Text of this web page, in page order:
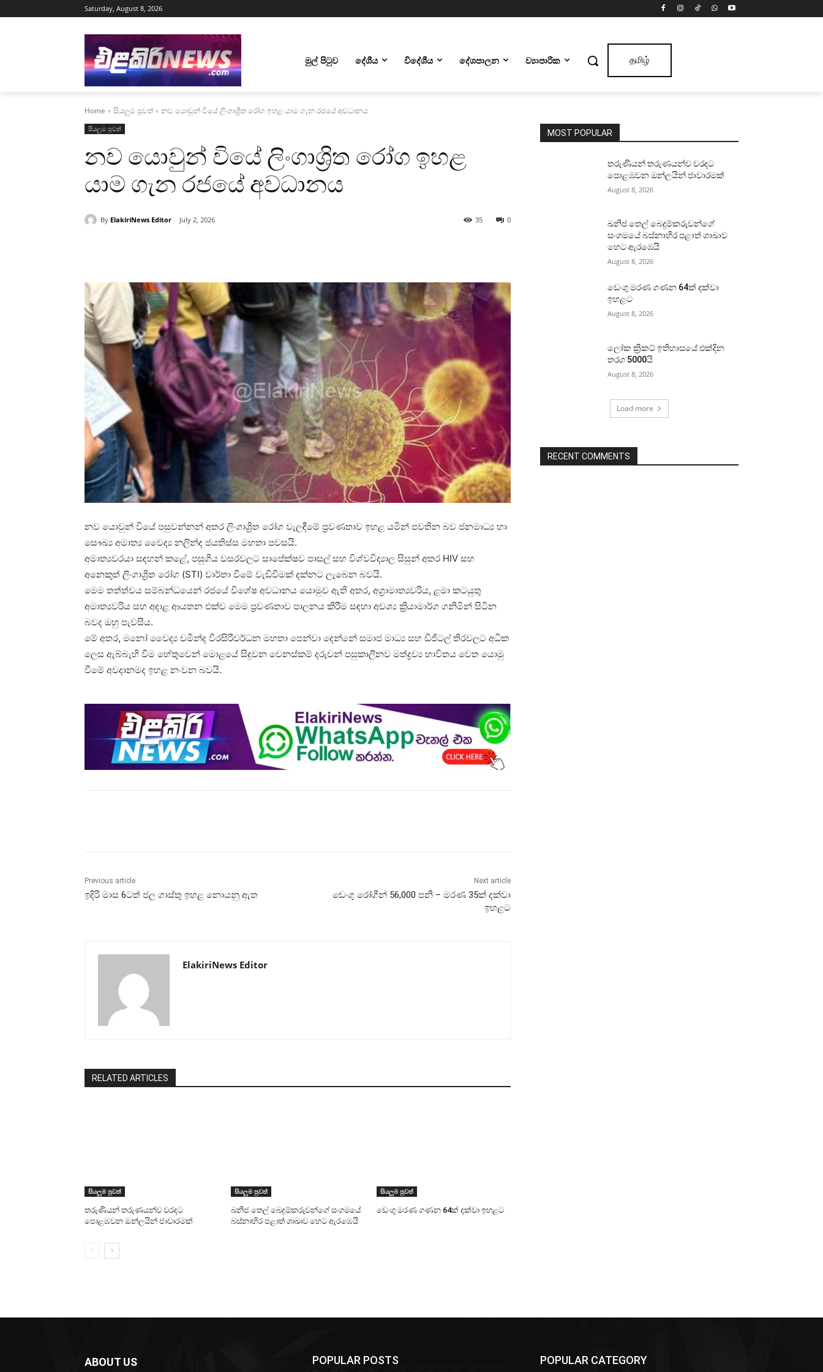
Saturday, August 8, 2026
මුල් පිටුව දේශීය විදේශීය දේශපාලන ව්‍යාපාරික தமிழ்
Home සියලුම පුවත් නව යොවුන් වියේ ලිංගාශ්‍රිත රෝග ඉහළ යාම ගැන රජයේ අවධානය
සියලුම පුවත්
නව යොවුන් වියේ ලිංගාශ්‍රිත රෝග ඉහළ
යාම ගැන රජයේ අවධානය
By ElakiriNews Editor July 2, 2026 0
35
නව යොවුන් වියේ පසුවන්නන් අතර ලිංගාශ්‍රිත රෝග වැලඳීමේ ප්‍රවණතාව ඉහළ යමින් පවතින බව ජනමාධ්‍ය හා
සෞඛ්‍ය අමාත්‍ය වෛද්‍ය නලින්ද ජයතිස්ස මහතා පවසයි.
අමාත්‍යවරයා සඳහන් කළේ, පසුගිය වසරවලට සාපේක්ෂව පාසල් සහ විශ්වවිද්‍යාල සිසුන් අතර HIV සහ
අනෙකුත් ලිංගාශ්‍රිත රෝග (STI) වාර්තා වීමේ වැඩිවීමක් දක්නට ලැබෙන බවයි.
මෙම තත්ත්වය සම්බන්ධයෙන් රජයේ විශේෂ අවධානය යොමුව ඇති අතර, අග්‍රාමාත්‍යවරිය, ළමා කටයුතු
අමාත්‍යවරිය සහ අදාළ ආයතන එක්ව මෙම ප්‍රවණතාව පාලනය කිරීම සඳහා අවශ්‍ය ක්‍රියාමාර්ග ගනිමින් සිටින
බවද ඔහු පැවසීය.
මේ අතර, මනෝ වෛද්‍ය චමින්ද වීරසිරිවර්ධන මහතා පෙන්වා දෙන්නේ සමාජ මාධ්‍ය සහ ඩිජිටල් තිරවලට අධික
ලෙස ඇබ්බැහි වීම හේතුවෙන් මොළයේ සිදුවන වෙනස්කම් දරුවන් පසුකාලීනව මත්ද්‍රව්‍ය භාවිතය වෙත යොමු
වීමේ අවදානමද ඉහළ නංවන බවයි.
Previous article
ඉදිරි මාස 6ටත් ජල ගාස්තු ඉහළ නොයනු ඇත
Next article
ඩෙංගු රෝගීන් 56,000 පනී – මරණ 35ක් දක්වා
ඉහළට
ElakiriNews Editor
RELATED ARTICLES
සියලුම පුවත්
තරුණියන් තරුණයන්ව වරදට
පොළඹවන ඔන්ලයින් ජාවාරමක්
සියලුම පුවත්
ඛනිජ තෙල් බෙදුම්කරුවන්ගේ සංගමයේ
බස්නාහිර පළාත් ශාඛාව හෙට ඇරඹෙයි
සියලුම පුවත්
ඩෙංගු මරණ ගණන 64ක් දක්වා ඉහළට
MOST POPULAR
තරුණියන් තරුණයන්ව වරදට
පොළඹවන ඔන්ලයින් ජාවාරමක්
August 8, 2026
ඛනිජ තෙල් බෙදුම්කරුවන්ගේ
සංගමයේ බස්නාහිර පළාත් ශාඛාව
හෙට ඇරඹෙයි
August 8, 2026
ඩෙංගු මරණ ගණන 64ක් දක්වා
ඉහළට
August 8, 2026
ලෝක ක්‍රිකට් ඉතිහාසයේ එක්දින
තරග 5000යි
August 8, 2026
Load more
RECENT COMMENTS
ABOUT US POPULAR POSTS POPULAR CATEGORY